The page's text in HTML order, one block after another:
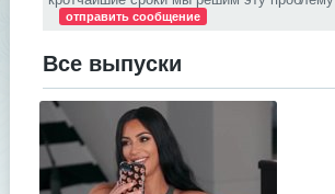
отправить сообщение
Все выпуски